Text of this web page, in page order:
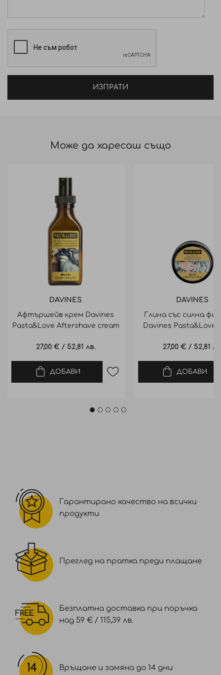
ИЗПРАТИ
Може да харесаш също
DAVINES
Афтършейв крем Davines
Pasta&Love Aftershave cream
27,00 € / 52,81 лв.
ДОБАВИ
DAVINES
Глина със силна
Davines Pasta&Love
27,00 € / 52,81
ДОБАВИ
Гарантирано качество на всички
продукти
Преглед на пратка преди плащане
Безплатна доставка при поръчка
над 59 € / 115,39 лв.
Връщане и замяна до 14 дни